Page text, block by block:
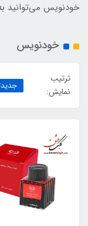
خودنویس می‌توانید
خودنویس
ترتیب
نمایش: